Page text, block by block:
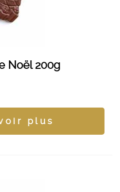
Noël 200g
plus